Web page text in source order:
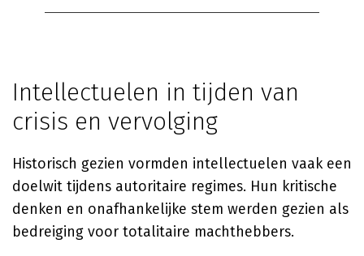
Intellectuelen in tijden van
crisis en vervolging
Historisch gezien vormden intellectuelen vaak een
doelwit tijdens autoritaire regimes. Hun kritische
denken en onafhankelijke stem werden gezien als
bedreiging voor totalitaire machthebbers.